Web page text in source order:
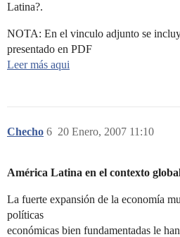
Latina?.
NOTA: En el vinculo adjunto se
presentado en PDF
Leer más aqui
Checho 20 Enero, 2007 11:10
6
América Latina en el contexto
La fuerte expansión de la economía
políticas
económicas bien fundamentadas le